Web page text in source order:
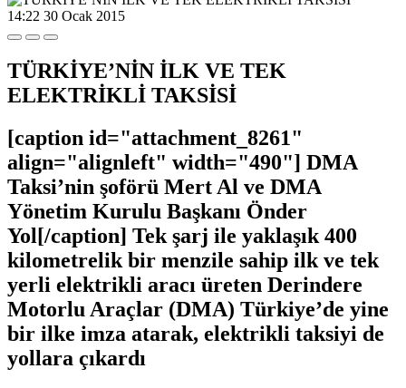
14:22 30 Ocak 2015
TÜRKİYE’NİN İLK VE TEK
ELEKTRİKLİ TAKSİSİ
[caption id="attachment_8261"
align="alignleft" width="490"] DMA
Taksi’nin şoförü Mert Al ve DMA
Yönetim Kurulu Başkanı Önder
Yol[/caption] Tek şarj ile yaklaşık 400
kilometrelik bir menzile sahip ilk ve tek
yerli elektrikli aracı üreten Derindere
Motorlu Araçlar (DMA) Türkiye’de yine
bir ilke imza atarak, elektrikli taksiyi de
yollara çıkardı